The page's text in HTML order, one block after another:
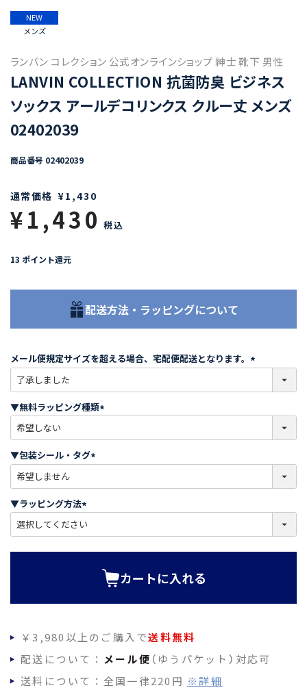
NEW
メンズ
ランバン コレクション 公式オンラインショップ 紳士 靴下 男性
LANVIN COLLECTION 抗菌防臭 ビジネス
ソックス アールデコリンクス クルー丈 メンズ
02402039
商品番号 02402039
通常価格 ¥1,430
¥1,430 税込
13 ポイント還元
配送方法・ラッピングについて
メール便規定サイズを超える場合、宅配便配送となります。
必
)
▼無料ラッピング種類
必
)
▼包装シール・タグ
必
)
▼ラッピング方法
必
カートに入れる
￥3,980以上のご購入で送料無料
配送について： メール便 （ゆうパケット）対応可
送料について：全国一律220円 ※詳細